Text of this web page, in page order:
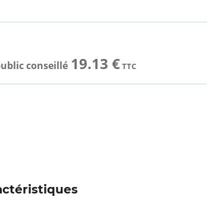
conseillé 19.13 €TTC